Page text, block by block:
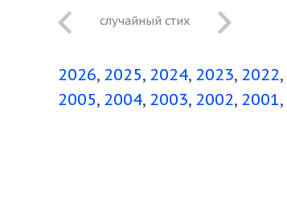
2026 2025 2024 2023 2022
2005 2004 2003 2002 2001